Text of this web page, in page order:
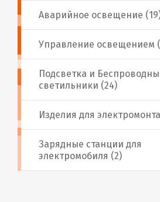
Аварийное освещение
Подсветка и
светильники (24)
Изделия для
Управление освещением
Зарядные станции для
электромобиля (2)